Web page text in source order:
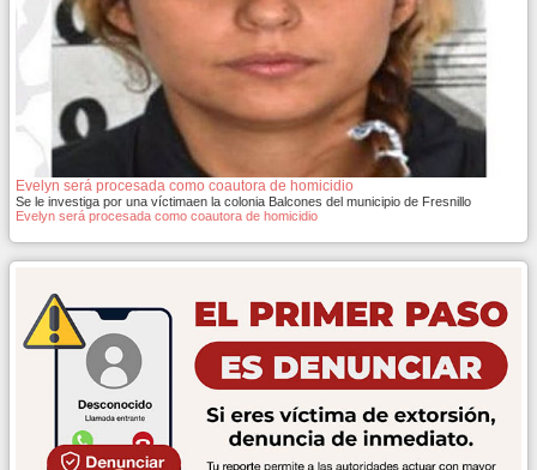
Evelyn será procesada como coautora de homicidio
Se le investiga por una víctimaen la colonia Balcones del municipio de Fresnillo
Evelyn será procesada como coautora de homicidio